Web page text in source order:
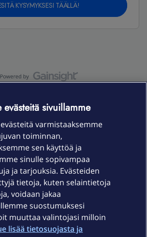
KYSYMYKSESI TÄÄLLÄ!
evästeitä sivuillamme
varmistaaksemme
toiminnan,
sen käyttöä ja
sinulle sopivampaa
ja tarjouksia. Evästeiden
tietoja, kuten selaintietoja
voidaan jakaa
suostumuksesi
muuttaa valintojasi milloin
lisää tietosuojasta ja